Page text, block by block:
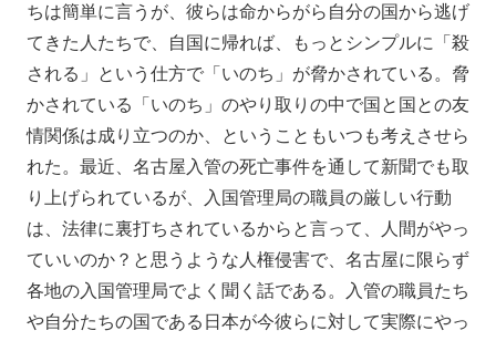
ちは簡単に言うが、彼らは命からがら自分の国から逃げ
てきた人たちで、自国に帰れば、もっとシンプルに「殺
される」という仕方で「いのち」が脅かされている。脅
かされている「いのち」のやり取りの中で国と国との友
情関係は成り立つのか、ということもいつも考えさせら
れた。最近、名古屋入管の死亡事件を通して新聞でも取
り上げられているが、入国管理局の職員の厳しい行動
は、法律に裏打ちされているからと言って、人間がやっ
ていいのか？と思うような人権侵害で、名古屋に限らず
各地の入国管理局でよく聞く話である。入管の職員たち
や自分たちの国である日本が今彼らに対して実際にやっ